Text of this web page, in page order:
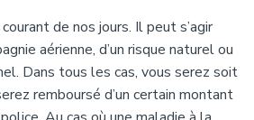
de nos jours. Il peut s’agir
aérienne, d’un risque naturel ou
Dans tous les cas, vous serez soit
remboursé d’un certain montant